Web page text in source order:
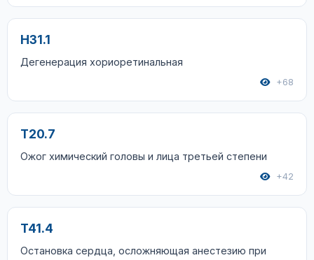
H31.1
Дегенерация хориоретинальная
+68
T20.7
Ожог химический головы и лица третьей степени
+42
T41.4
Остановка сердца, осложняющая анестезию при